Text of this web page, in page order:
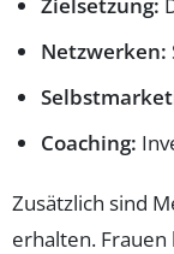
Netzwerken:
Coaching:
Zusätzlich sind
erhalten.